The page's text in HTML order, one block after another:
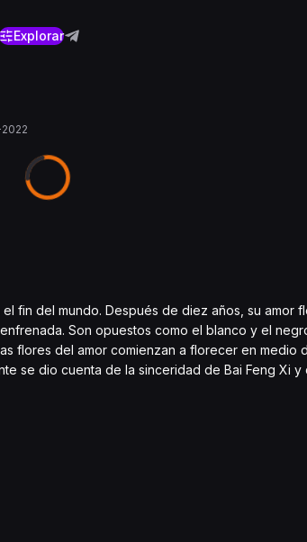
Explorar
fin del mundo. Después de diez años, su amor
Son opuestos como el blanco y el
flores del amor comienzan a florecer en medio
se dio cuenta de la sinceridad de Bai Feng Xi